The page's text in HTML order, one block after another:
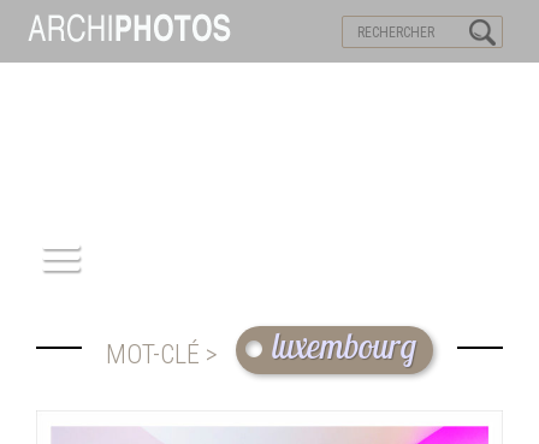
PATRIMOINE
MOT-CLÉ > luxembourg